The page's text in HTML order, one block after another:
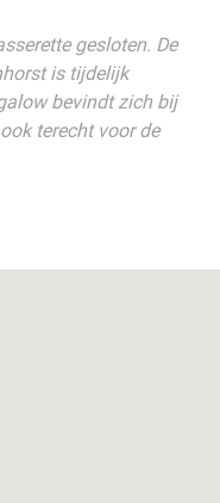
gesloten. De
is tijdelijk
bevindt zich bij
terecht voor de